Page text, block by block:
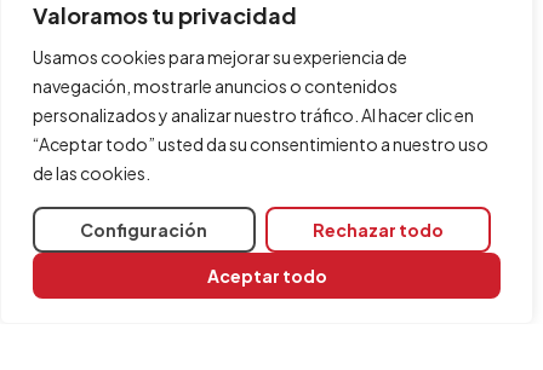
Valoramos tu privacidad
Usamos cookies para mejorar su experiencia de
navegación, mostrarle anuncios o contenidos
personalizados y analizar nuestro tráfico. Al hacer clic en
“Aceptar todo” usted da su consentimiento a nuestro uso
de las cookies.
Configuración Rechazar todo
Aceptar todo